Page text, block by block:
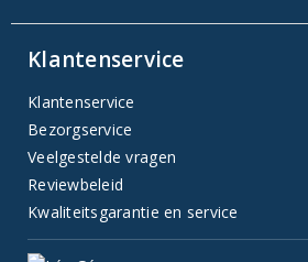
Klantenservice
Klantenservice
Bezorgservice
Veelgestelde vragen
Reviewbeleid
Kwaliteitsgarantie en service